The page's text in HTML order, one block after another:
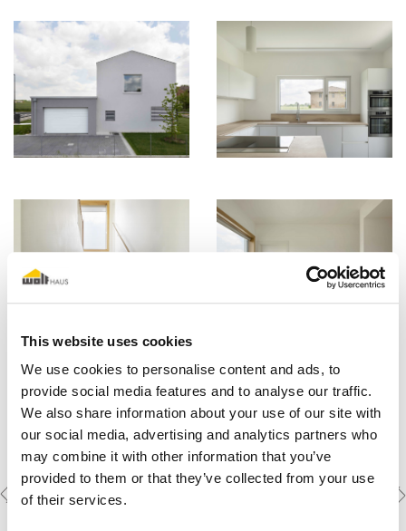
This website uses cookies
We use cookies to personalise content and ads, to
provide social media features and to analyse our traffic.
We also share information about your use of our site with
our social media, advertising and analytics partners who
may combine it with other information that you’ve
provided to them or that they’ve collected from your use
of their services.
Previous
project
Weitere Objekte
Next